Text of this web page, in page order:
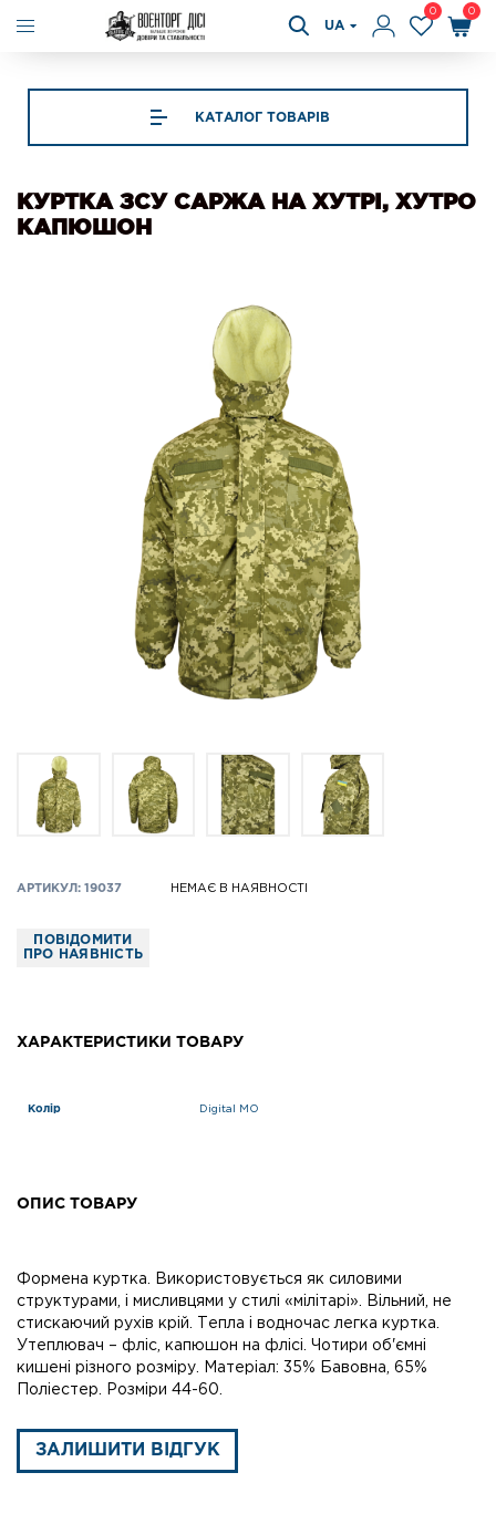
UA
0 0
КАТАЛОГ ТОВАРІВ
КУРТКА ЗСУ САРЖА НА ХУТРІ, ХУТРО
КАПЮШОН
АРТИКУЛ: 19037 НЕМАЄ В НАЯВНОСТІ
ПОВІДОМИТИ
ПРО НАЯВНІСТЬ
ХАРАКТЕРИСТИКИ ТОВАРУ
Колір Digital MO
ОПИС ТОВАРУ
Формена куртка. Використовується як силовими
структурами, і мисливцями у стилі «мілітарі». Вільний, не
стискаючий рухів крій. Тепла і водночас легка куртка.
Утеплювач – фліс, капюшон на флісі. Чотири об'ємні
кишені різного розміру. Матеріал: 35% Бавовна, 65%
Поліестер. Розміри 44-60.
ЗАЛИШИТИ ВІДГУК